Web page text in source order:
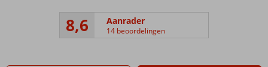
8,6 Aanrader
14 beoordelingen